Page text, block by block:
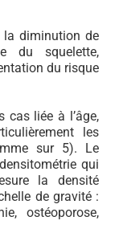
la diminution de
du squelette,
du risque
cas liée à l’âge,
les
sur 5). Le
qui
la densité
de gravité :
ostéoporose,